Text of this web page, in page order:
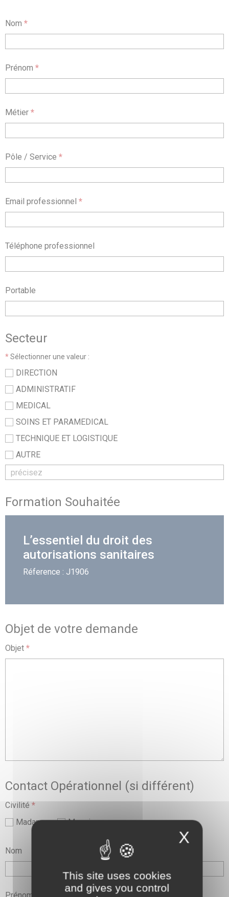
Nom *
Prénom *
Métier *
Pôle / Service *
Email professionnel *
Téléphone professionnel
Portable
Secteur
*Sélectionner une valeur :
DIRECTION
ADMINISTRATIF
MEDICAL
SOINS ET PARAMEDICAL
TECHNIQUE ET LOGISTIQUE
AUTRE
Formation Souhaitée
L’essentiel du droit des
autorisations sanitaires
Réference : J1906
Objet de votre demande
Objet *
Contact Opérationnel (si différent)
Civilité *
Madame
Monsieur
Nom
X
This site uses cookies
and gives you control